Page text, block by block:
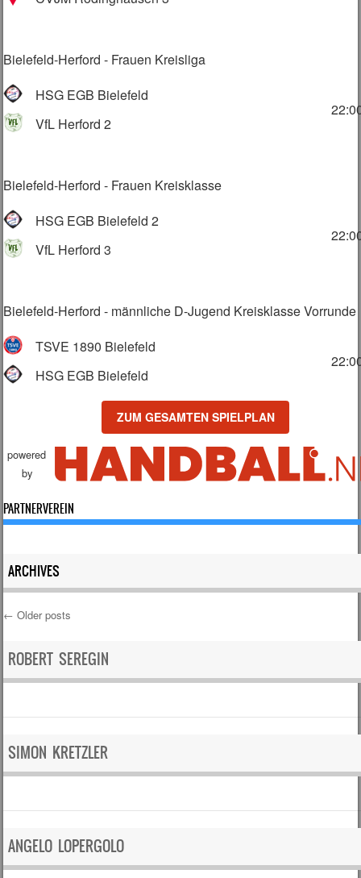
ARCHIVES
Post navigation
← Older posts
ROBERT SEREGIN
SIMON KRETZLER
ANGELO LOPERGOLO
Bielefeld-Herford - Frauen Kreisliga
HSG EGB Bielefeld
VfL Herford 2
Bielefeld-Herford - Frauen Kreisklasse
HSG EGB Bielefeld 2
VfL Herford 3
Bielefeld-Herford - männliche D-Jugend Kreisklasse Vorrunde
TSVE 1890 Bielefeld
HSG EGB Bielefeld
ZUM GESAMTEN SPIELPLAN
powered
by
PARTNERVEREIN